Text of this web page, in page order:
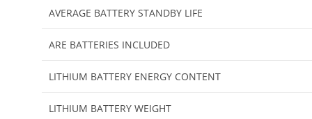
AVERAGE BATTERY STANDBY LIFE
ARE BATTERIES INCLUDED
LITHIUM BATTERY ENERGY CONTENT
LITHIUM BATTERY WEIGHT